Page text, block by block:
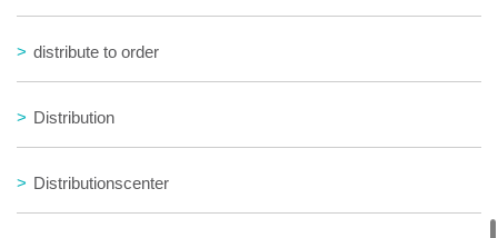
> distribute to order
> Distribution
> Distributionscenter